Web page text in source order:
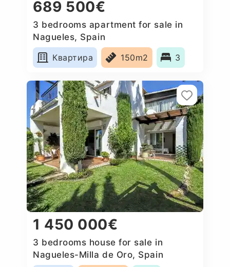
689 500€
3 bedrooms apartment for sale in
Nagueles, Spain
Квартира
150m2 3
1 450 000€
3 bedrooms house for sale in
Nagueles-Milla de Oro, Spain